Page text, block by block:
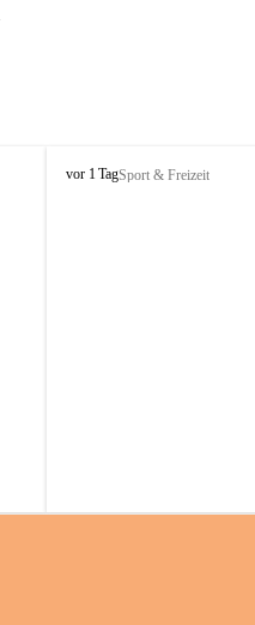
S
vor 1 TagSport & Freizeit